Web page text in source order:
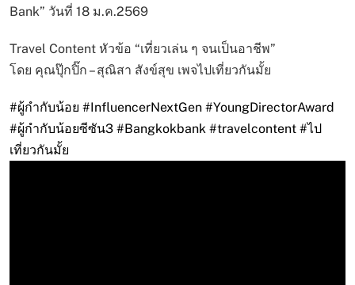
Bank” วันที่ 18 ม.ค.2569
Travel Content หัวข้อ “เที่ยวเล่น ๆ จนเป็นอาชีพ”
โดย คุณปุ๊กปิ๊ก – สุณิสา สังข์สุข เพจไปเที่ยวกันมั้ย
#ผู้กำกับน้อย #InfluencerNextGen #YoungDirectorAward
#ผู้กำกับน้อยซีซัน3 #Bangkokbank #travelcontent #ไป
เที่ยวกันมั้ย